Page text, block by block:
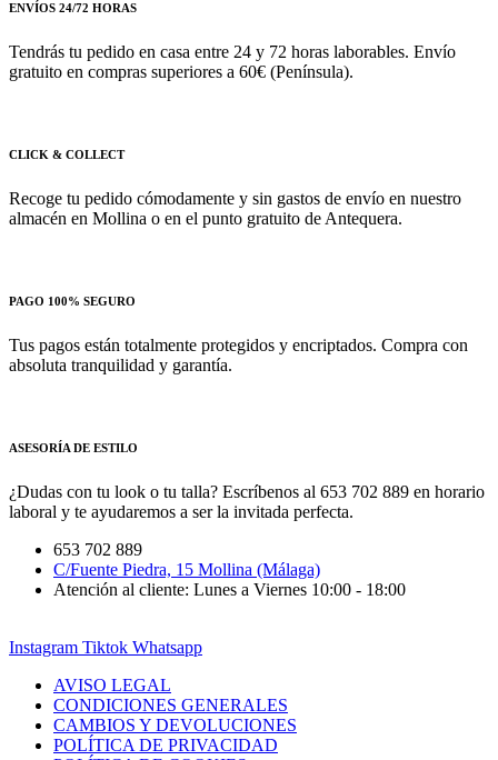
ENVÍOS 24/72 HORAS
Tendrás tu pedido en casa entre 24 y 72 horas laborables. Envío
gratuito en compras superiores a 60€ (Península).
CLICK & COLLECT
Recoge tu pedido cómodamente y sin gastos de envío en nuestro
almacén en Mollina o en el punto gratuito de Antequera.
PAGO 100% SEGURO
Tus pagos están totalmente protegidos y encriptados. Compra con
absoluta tranquilidad y garantía.
ASESORÍA DE ESTILO
¿Dudas con tu look o tu talla? Escríbenos al 653 702 889 en horario
laboral y te ayudaremos a ser la invitada perfecta.
653 702 889
C/Fuente Piedra, 15 Mollina (Málaga)
Atención al cliente: Lunes a Viernes 10:00 - 18:00
Instagram Tiktok Whatsapp
AVISO LEGAL
CONDICIONES GENERALES
CAMBIOS Y DEVOLUCIONES
POLÍTICA DE PRIVACIDAD